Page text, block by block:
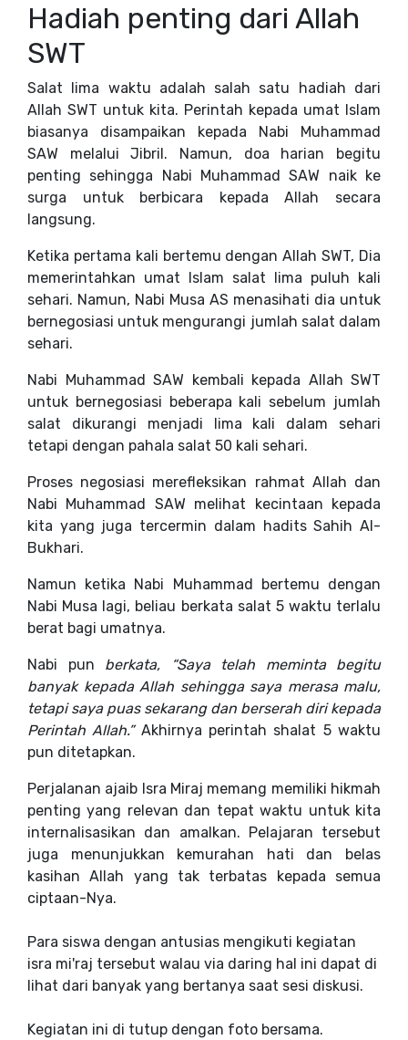
Hadiah penting dari Allah
SWT
Salat lima waktu adalah salah satu hadiah dari
Allah SWT untuk kita. Perintah kepada umat Islam
biasanya disampaikan kepada Nabi Muhammad
SAW melalui Jibril. Namun, doa harian begitu
penting sehingga Nabi Muhammad SAW naik ke
surga untuk berbicara kepada Allah secara
langsung.
Ketika pertama kali bertemu dengan Allah SWT, Dia
memerintahkan umat Islam salat lima puluh kali
sehari. Namun, Nabi Musa AS menasihati dia untuk
bernegosiasi untuk mengurangi jumlah salat dalam
sehari.
Nabi Muhammad SAW kembali kepada Allah SWT
untuk bernegosiasi beberapa kali sebelum jumlah
salat dikurangi menjadi lima kali dalam sehari
tetapi dengan pahala salat 50 kali sehari.
Proses negosiasi merefleksikan rahmat Allah dan
Nabi Muhammad SAW melihat kecintaan kepada
kita yang juga tercermin dalam hadits Sahih Al-
Bukhari.
Namun ketika Nabi Muhammad bertemu dengan
Nabi Musa lagi, beliau berkata salat 5 waktu terlalu
berat bagi umatnya.
Nabi pun berkata, “Saya telah meminta begitu
banyak kepada Allah sehingga saya merasa malu,
tetapi saya puas sekarang dan berserah diri kepada
Perintah Allah.” Akhirnya perintah shalat 5 waktu
pun ditetapkan.
Perjalanan ajaib Isra Miraj memang memiliki hikmah
penting yang relevan dan tepat waktu untuk kita
internalisasikan dan amalkan. Pelajaran tersebut
juga menunjukkan kemurahan hati dan belas
kasihan Allah yang tak terbatas kepada semua
ciptaan-Nya.
Para siswa dengan antusias mengikuti kegiatan
isra mi'raj tersebut walau via daring hal ini dapat di
lihat dari banyak yang bertanya saat sesi diskusi.
Kegiatan ini di tutup dengan foto bersama.